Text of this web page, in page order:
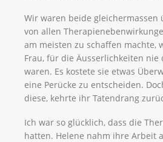
Wir waren beide gleichermassen
von allen
am meisten zu schaffen machte,
Frau, für die Äusserlichkeiten nie
waren. Es kostete sie etwas
eine Perücke zu entscheiden.
diese, kehrte ihr Tatendrang
Ich war so glücklich, dass die
hatten. Helene nahm ihre Arbeit